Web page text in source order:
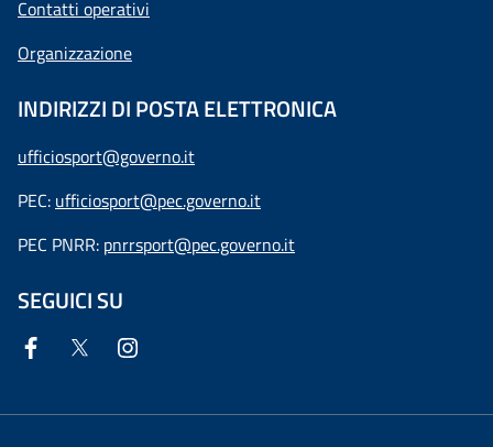
Contatti operativi
Organizzazione
INDIRIZZI DI POSTA ELETTRONICA
ufficiosport@governo.it
PEC: ufficiosport@pec.governo.it
PEC PNRR: pnrrsport@pec.governo.it
SEGUICI SU